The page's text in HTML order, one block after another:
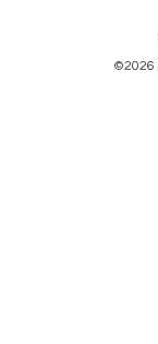
©2026